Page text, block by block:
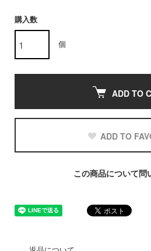
購入数
個
ADD TO
ADD TO
この商品について問